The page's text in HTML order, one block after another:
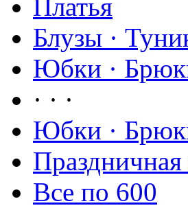
Платья
Блузы ·
Юбки ·
· · ·
Юбки ·
Праздничная
Все по 600